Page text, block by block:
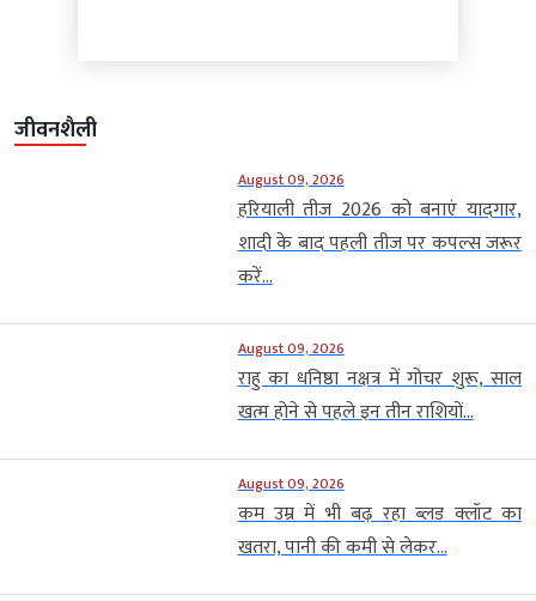
जीवनशैली
August 09, 2026
हरियाली तीज 2026 को बनाएं यादगार,
शादी के बाद पहली तीज पर कपल्स जरूर
करें...
August 09, 2026
राहु का धनिष्ठा नक्षत्र में गोचर शुरू, साल
खत्म होने से पहले इन तीन राशियों...
August 09, 2026
कम उम्र में भी बढ़ रहा ब्लड क्लॉट का
खतरा, पानी की कमी से लेकर...